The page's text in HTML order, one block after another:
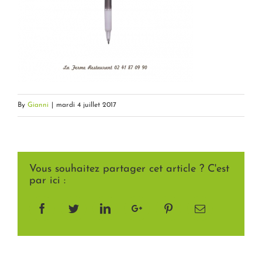
By Gianni mardi 4 juillet 2017
Vous souhaitez partager cet article ? C'est
par ici :
FacebookTwitterLinkedInGoogle+ PinterestEmail